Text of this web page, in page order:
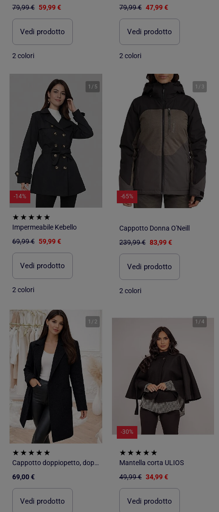
79,99 € 59,99 €
Vedi prodotto
2 colori
79,99 € 47,99 €
Vedi prodotto
2 colori
1 / 5
-14%
Impermeabile Kebello
69,99 € 59,99 €
Vedi prodotto
2 colori
1 / 3
-65%
Cappotto Donna O'Neill
239,99 € 83,99 €
Vedi prodotto
2 colori
1 / 2
Cappotto doppiopetto, doppio petto Kebello
69,00 €
Vedi prodotto
1 /4
-30%
Mantella corta ULIOS
49,99 € 34,99 €
Vedi prodotto